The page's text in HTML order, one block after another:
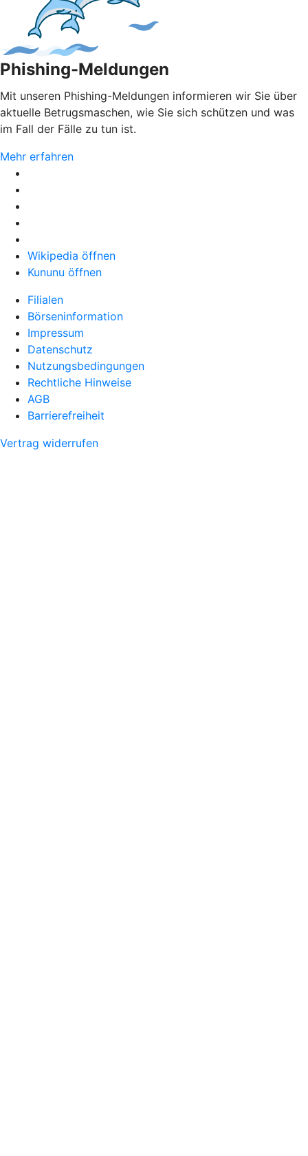
Phishing-Meldungen
Mit unseren Phishing-Meldungen informieren wir Sie über
aktuelle Betrugsmaschen, wie Sie sich schützen und was
im Fall der Fälle zu tun ist.
Mehr erfahren
Wikipedia öffnen
Kununu öffnen
Filialen
Börseninformation
Impressum
Datenschutz
Nutzungsbedingungen
Rechtliche Hinweise
AGB
Barrierefreiheit
Vertrag widerrufen